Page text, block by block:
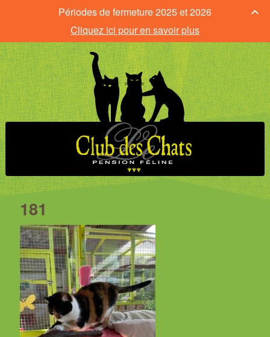
181
Périodes de fermeture 2025 et 2026
Cliquez ici pour en savoir plus